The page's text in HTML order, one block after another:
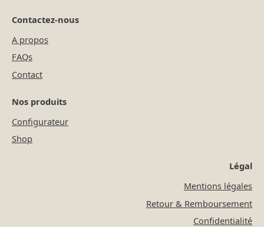
Contactez-nous
A propos
FAQs
Contact
Nos produits
Configurateur
Shop
Légal
Mentions légales
Retour & Remboursement
Confidentialité